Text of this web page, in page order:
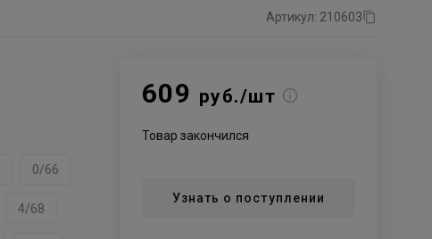
Артикул: 210603
0/66
4/68
609 руб./шт
Товар закончился
Узнать о поступлении